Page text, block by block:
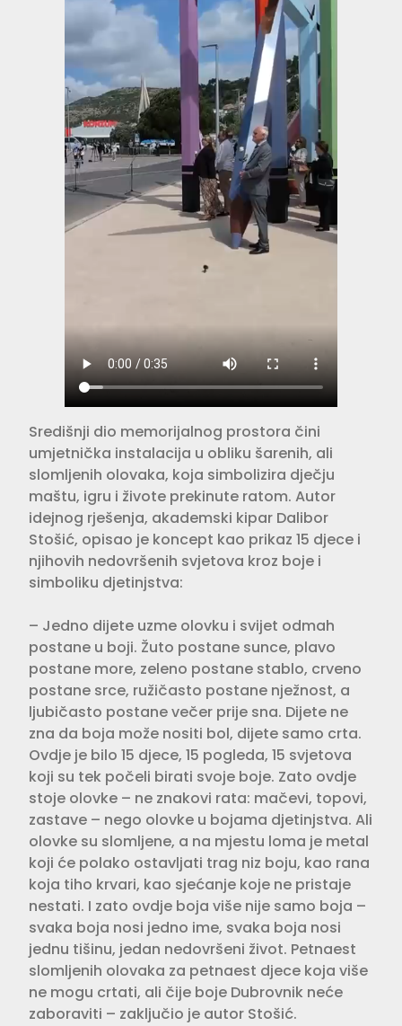
Središnji dio memorijalnog prostora čini
umjetnička instalacija u obliku šarenih, ali
slomljenih olovaka, koja simbolizira dječju
maštu, igru i živote prekinute ratom. Autor
idejnog rješenja, akademski kipar Dalibor
Stošić, opisao je koncept kao prikaz 15 djece i
njihovih nedovršenih svjetova kroz boje i
simboliku djetinjstva:
– Jedno dijete uzme olovku i svijet odmah
postane u boji. Žuto postane sunce, plavo
postane more, zeleno postane stablo, crveno
postane srce, ružičasto postane nježnost, a
ljubičasto postane večer prije sna. Dijete ne
zna da boja može nositi bol, dijete samo crta.
Ovdje je bilo 15 djece, 15 pogleda, 15 svjetova
koji su tek počeli birati svoje boje. Zato ovdje
stoje olovke – ne znakovi rata: mačevi, topovi,
zastave – nego olovke u bojama djetinjstva. Ali
olovke su slomljene, a na mjestu loma je metal
koji će polako ostavljati trag niz boju, kao rana
koja tiho krvari, kao sjećanje koje ne pristaje
nestati. I zato ovdje boja više nije samo boja –
svaka boja nosi jedno ime, svaka boja nosi
jednu tišinu, jedan nedovršeni život. Petnaest
slomljenih olovaka za petnaest djece koja više
ne mogu crtati, ali čije boje Dubrovnik neće
zaboraviti – zaključio je autor Stošić.